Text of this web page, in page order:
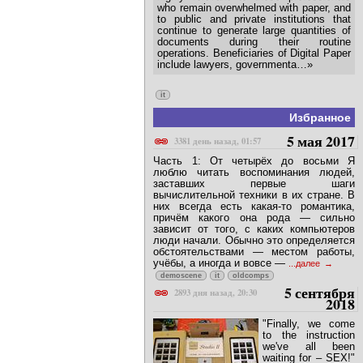
«Sony’s Digital Paper is compelling and
highly relevant to those professionals
who remain overwhelmed with paper, and
to public and private institutions that
continue to generate large quantities of
documents during their routine
operations. Beneficiaries of Digital Paper
Избранное
3381 день назад, 01:57
5 мая 2017
Часть 1: От четырёх до восьми Я
люблю читать воспоминания людей,
заставших первые шаги
вычислительной техники в их стране. В
них всегда есть какая-то романтика,
причём какого она рода — сильно
зависит от того, с каких компьютеров
люди начали. Обычно это определяется
обстоятельствами — местом работы,
учёбы, а иногда и вовсе —
demoscene it oldcomps
5 сентября
2018
"Finally, we come
to the instruction